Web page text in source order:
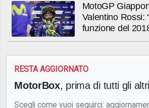
MotoGP
Valentino Rossi:
funzione del
RESTA AGGIORNATO
MotorBox, prima di tutti gli altri
Scegli come vuoi seguirci: